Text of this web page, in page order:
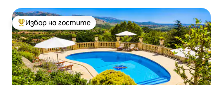
Най-популярен избор на гостите
Избор на гостите